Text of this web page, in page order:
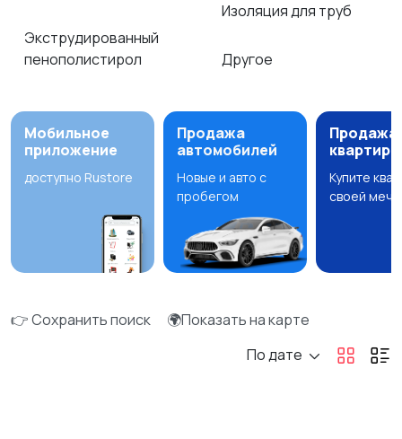
Экструдированный
пенополистирол
Изоляция для труб
Другое
Мобильное
приложение
доступно Rustore
Продажа
автомобилей
Новые и авто с
пробегом
Продажа
квартир
Купите
своей
👉 Сохранить поиск
🌍Показать на карте
По дате